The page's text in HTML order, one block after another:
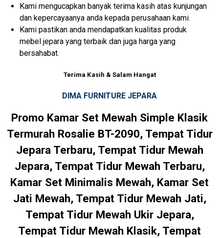
Kami mengucapkan banyak terima kasih atas kunjungan
dan kepercayaanya anda kepada perusahaan kami.
Kami pastikan anda mendapatkan kualitas produk
mebel jepara yang terbaik dan juga harga yang
bersahabat.
Terima Kasih & Salam Hangat
DIMA FURNITURE JEPARA
Promo Kamar Set Mewah Simple Klasik
Termurah Rosalie BT-2090, Tempat Tidur
Jepara Terbaru, Tempat Tidur Mewah
Jepara, Tempat Tidur Mewah Terbaru,
Kamar Set Minimalis Mewah, Kamar Set
Jati Mewah, Tempat Tidur Mewah Jati,
Tempat Tidur Mewah Ukir Jepara,
Tempat Tidur Mewah Klasik, Tempat